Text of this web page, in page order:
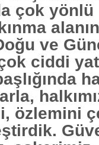
çok
ve
ciddi
özlemini